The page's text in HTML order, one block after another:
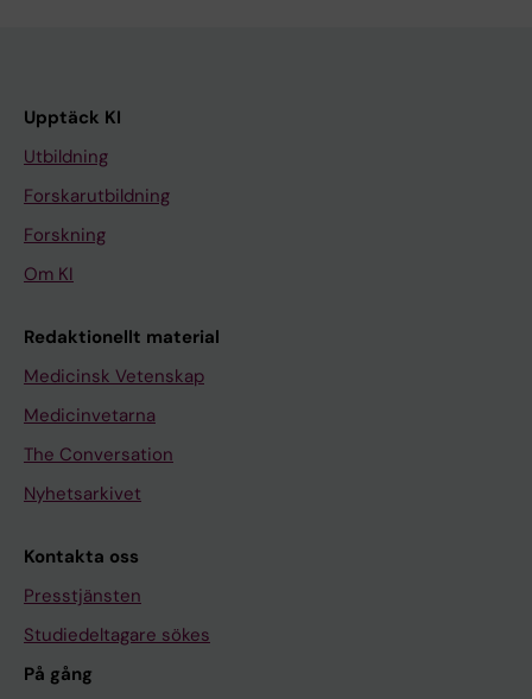
Upptäck KI
Utbildning
Forskarutbildning
Forskning
Om KI
Redaktionellt material
Medicinsk Vetenskap
Medicinvetarna
The Conversation
Nyhetsarkivet
Kontakta oss
Presstjänsten
Studiedeltagare sökes
På gång